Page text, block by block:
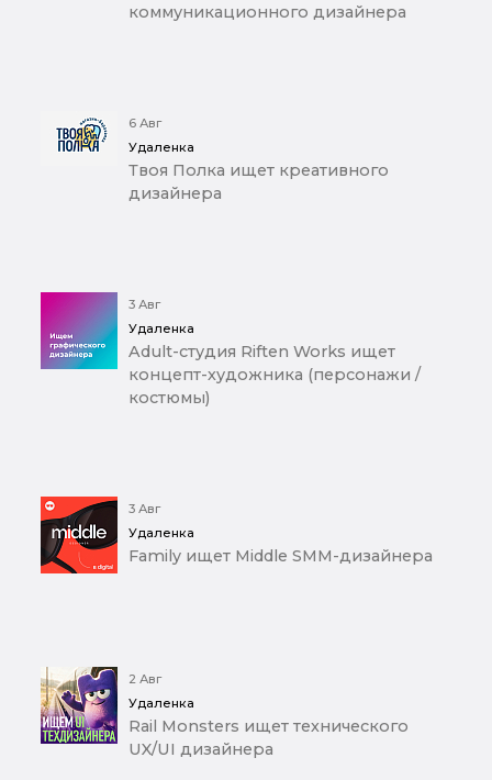
коммуникационного дизайнера
6 Авг
Удаленка
Твоя Полка ищет креативного
дизайнера
3 Авг
Удаленка
Adult-студия Riften Works ищет
концепт-художника (персонажи /
костюмы)
3 Авг
Удаленка
Family ищет Middle SMM-дизайнера
2 Авг
Удаленка
Rail Monsters ищет технического
UX/UI дизайнера